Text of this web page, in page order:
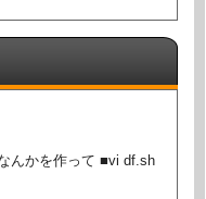
んかを作って ■vi df.sh